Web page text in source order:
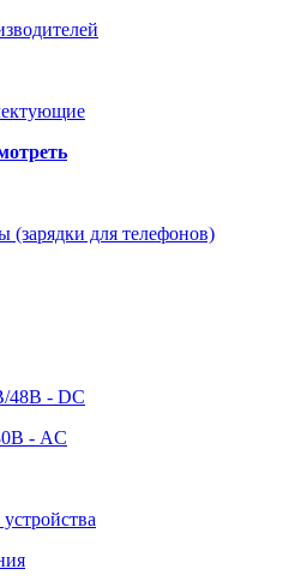
(зарядки для телефонов)
48В - DC
- AC